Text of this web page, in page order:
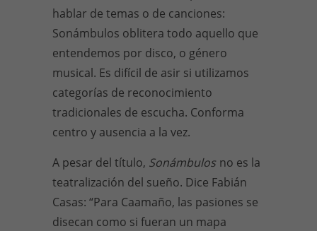
hablar de temas o de canciones:
Sonámbulos oblitera todo aquello que
entendemos por disco, o género
musical. Es difícil de asir si utilizamos
categorías de reconocimiento
tradicionales de escucha. Conforma
centro y ausencia a la vez.
A pesar del título, Sonámbulos no es la
teatralización del sueño. Dice Fabián
Casas: “Para Caamaño, las pasiones se
disecan como si fueran un mapa